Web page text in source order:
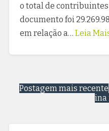
o total de
documento foi
em relação a… Leia
Postagem mais recente
ina